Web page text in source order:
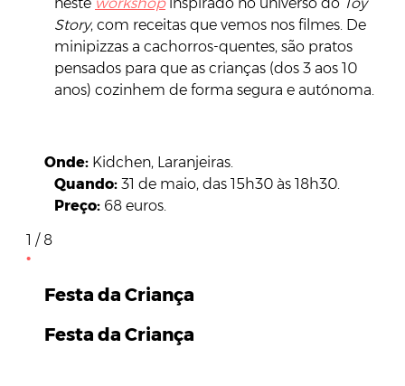
Story, com receitas que vemos nos filmes. De
minipizzas a cachorros-quentes, são pratos
pensados para que as crianças (dos 3 aos 10
anos) cozinhem de forma segura e autónoma.
Onde:Kidchen, Laranjeiras.
Quando: 31 de maio, das 15h30 às 18h30.
Preço: 68 euros.
1 / 8
Festa da Criança
Festa da Criança